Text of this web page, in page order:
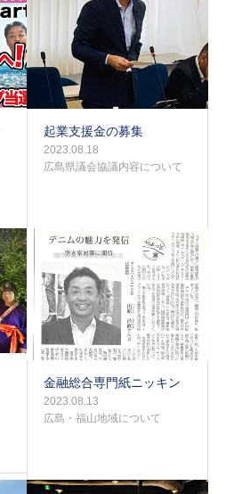
起業支援金の募集
2023.08.18
広島県議会協議内容について
金融総合専門紙ニッキン
2023.08.13
広島・福山地域について